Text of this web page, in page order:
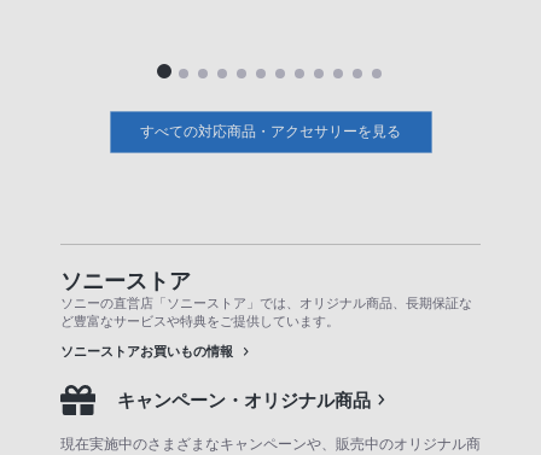
すべての対応商品・アクセサリーを見る
ソニーストア
ソニーの直営店「ソニーストア」では、オリジナル商品、長期保証な
ど豊富なサービスや特典をご提供しています。
ソニーストアお買いもの情報
キャンペーン・オリジナル商品
現在実施中のさまざまなキャンペーンや、販売中のオリジナル商